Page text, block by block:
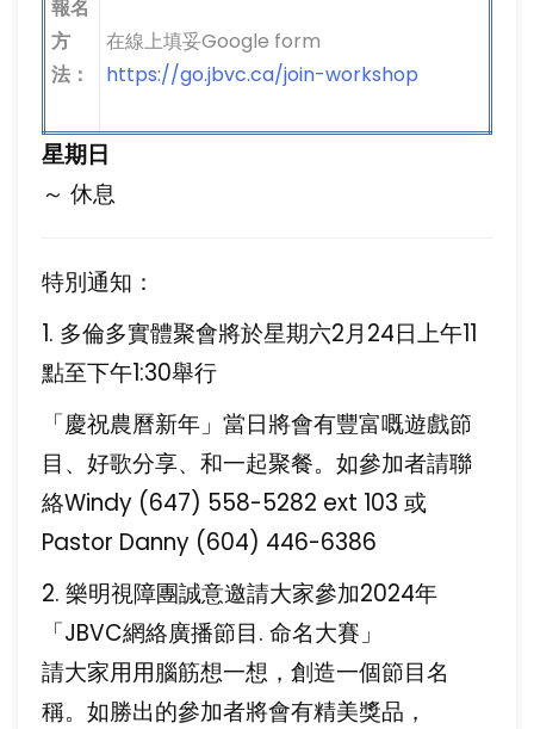
報名
方
法：
在線上填妥Google form
https://go.jbvc.ca/join-workshop
星期日
～ 休息
特別通知：
1. 多倫多實體聚會將於星期六2月24日上午11
點至下午1:30舉行
「慶祝農曆新年」當日將會有豐富嘅遊戲節
目、好歌分享、和一起聚餐。如參加者請聯
絡Windy (647) 558-5282 ext 103 或
Pastor Danny (604) 446-6386
2. 樂明視障團誠意邀請大家參加2024年
「JBVC網絡廣播節目. 命名大賽」
請大家用用腦筋想一想，創造一個節目名
稱。如勝出的參加者將會有精美獎品，